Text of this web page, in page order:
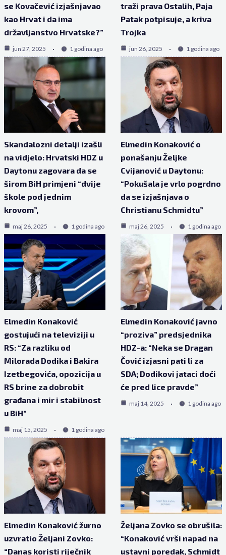
se Kovačević izjašnjavao
kao Hrvat i da ima
državljanstvo Hrvatske?”
jun 27, 2025 1 godina ago
traži prava Ostalih, Paja
Patak potpisuje, a kriva
Trojka
jun 26, 2025 1 godina ago
Skandalozni detalji izašli
na vidjelo: Hrvatski HDZ u
Daytonu zagovara da se
širom BiH primjeni “dvije
škole pod jednim
krovom”,
maj 26, 2025 1 godina ago
Elmedin Konaković o
ponašanju Željke
Cvijanović u Daytonu:
“Pokušala je vrlo pogrdno
da se izjašnjava o
Christianu Schmidtu”
maj 26, 2025 1 godina ago
Elmedin Konaković
gostujući na televiziji u
RS: “Za razliku od
Milorada Dodika i Bakira
Izetbegovića, opozicija u
RS brine za dobrobit
građana i mir i stabilnost
u BiH”
maj 15, 2025 1 godina ago
Elmedin Konaković javno
“proziva” predsjednika
HDZ-a: “Neka se Dragan
Čović izjasni pati li za
SDA; Dodikovi jataci doći
će pred lice pravde”
maj 14, 2025 1 godina ago
Elmedin Konaković žurno
uzvratio Željani Zovko:
“Danas koristi riječnik
Željana Zovko se obrušila:
“Konaković vrši napad na
ustavni poredak, Schmidt